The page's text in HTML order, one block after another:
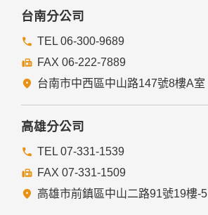
台南分公司
TEL 06-300-9689
FAX 06-222-7889
台南市中西區中山路147號8樓A室
高雄分公司
TEL 07-331-1539
FAX 07-331-1509
高雄市前鎮區中山二路91號19樓-5